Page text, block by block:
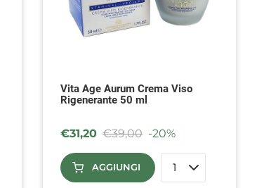
Vita Age Aurum Crema Viso
Rigenerante 50 ml
€31,20 €39,00 -20%
AGGIUNGI